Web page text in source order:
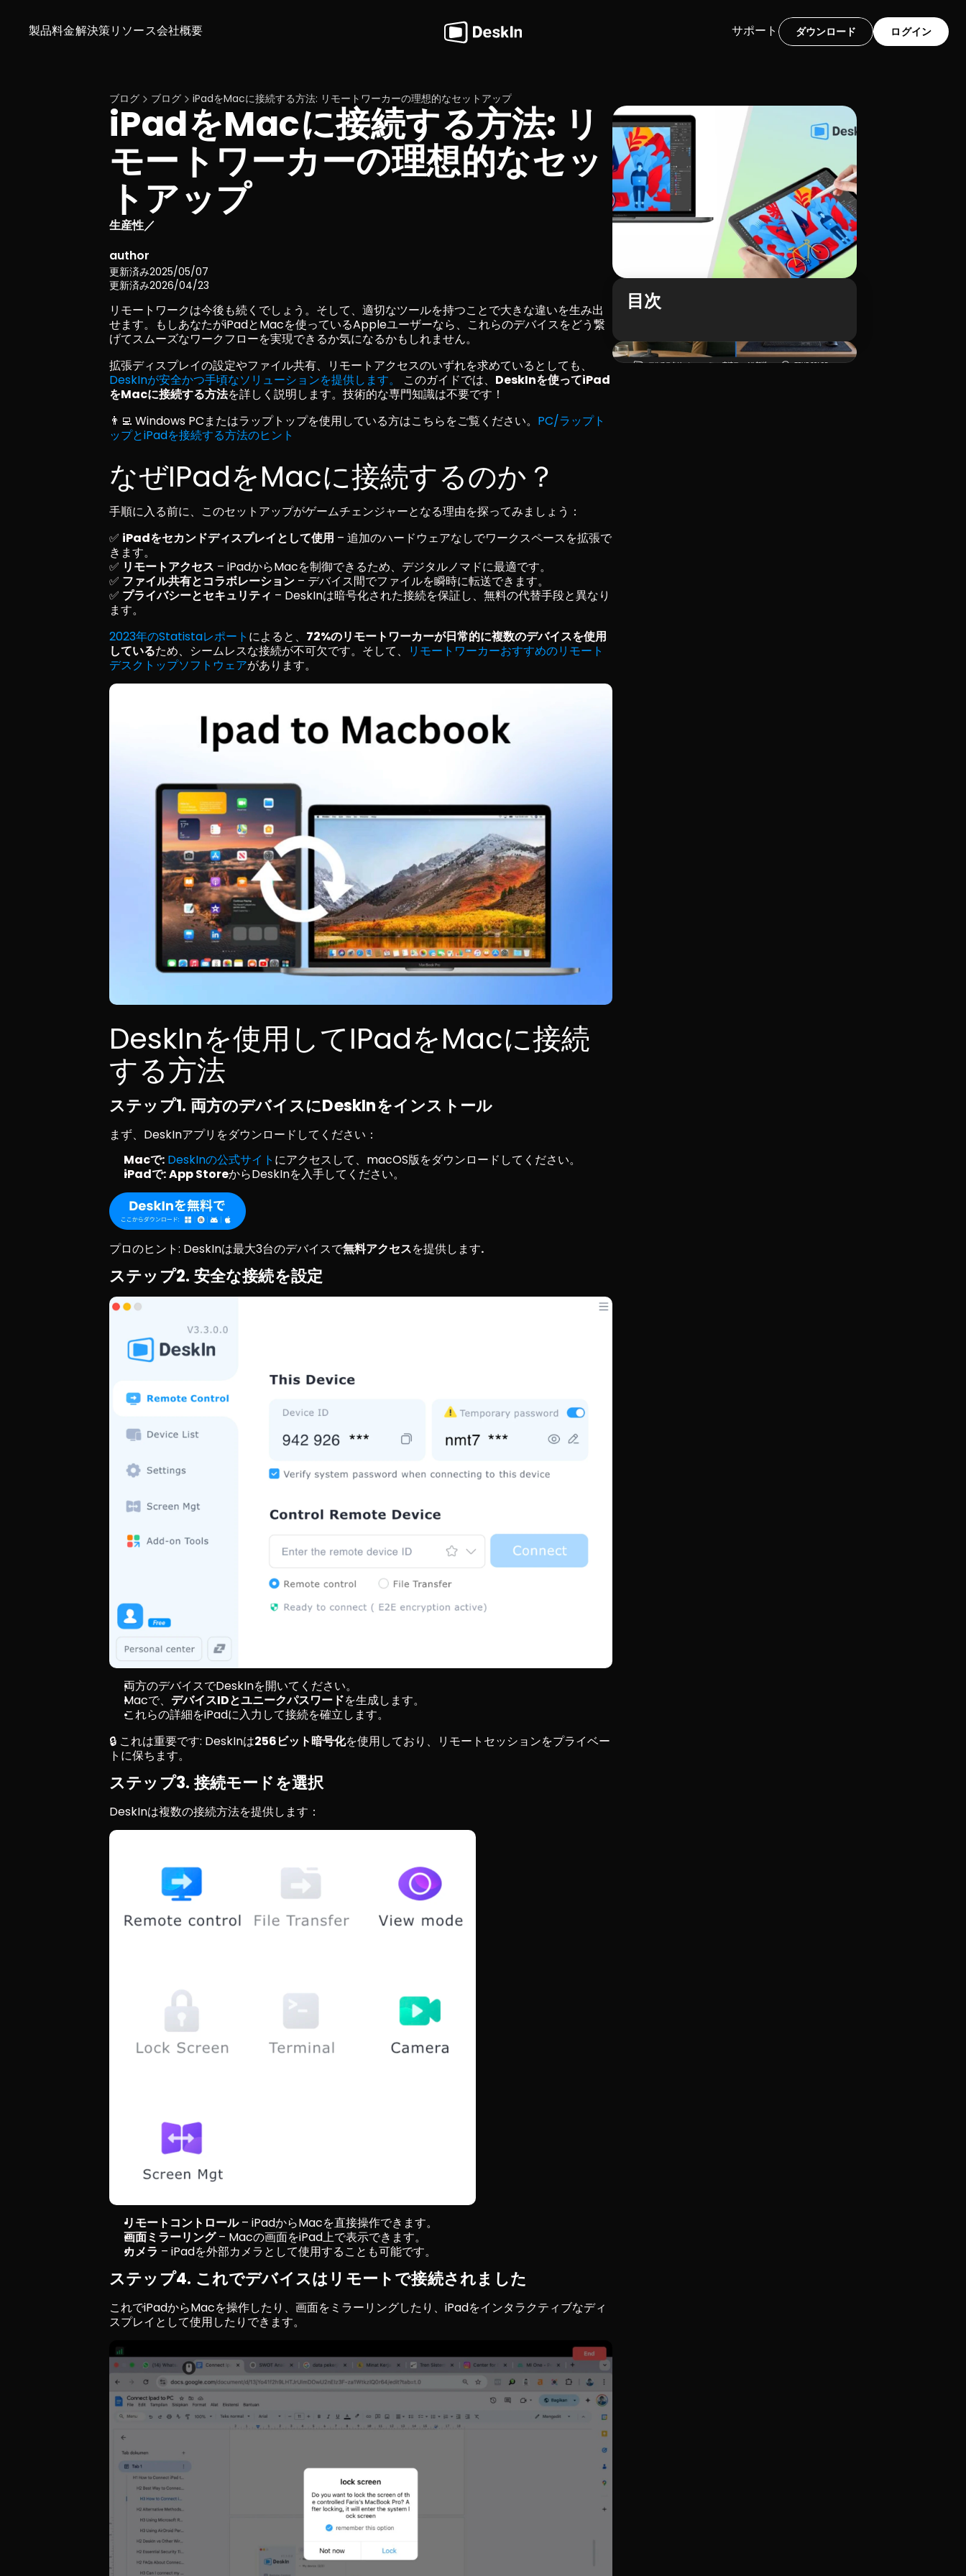
製品料金 リソース
解決策 会社概要 ダウンロード ログイン
サポート
ブログ ブログ iPadをMacに接続する方法: リモートワーカーの理想的なセットアップ
iPadをMacに接続する方法: リ
モートワーカーの理想的なセッ
トアップ
生産性／
author
更新済み2025/05/07
更新済み2026/04/23
リモートワークは今後も続くでしょう。そして、適切なツールを持つことで大きな違いを生み出
せます。もしあなたがiPadとMacを使っているAppleユーザーなら、これらのデバイスをどう繋
げてスムーズなワークフローを実現できるか気になるかもしれません。
拡張ディスプレイの設定やファイル共有、リモートアクセスのいずれを求めているとしても、
DeskInが安全かつ手頃なソリューションを提供します。
このガイドでは、 DeskInを使ってiPad
をMacに接続する方法を詳しく説明します。技術的な専門知識は不要です！
👨‍💻 Windows PCまたはラップトップを使用している方はこちらをご覧ください。 PC/ラップト
ップとiPadを接続する方法のヒント
なぜiPadをMacに接続するのか？
手順に入る前に、このセットアップがゲームチェンジャーとなる理由を探ってみましょう：
✅ iPadをセカンドディスプレイとして使用 – 追加のハードウェアなしでワークスペースを拡張で
きます。
✅ リモートアクセス – iPadからMacを制御できるため、デジタルノマドに最適です。
✅ ファイル共有とコラボレーション – デバイス間でファイルを瞬時に転送できます。
✅ プライバシーとセキュリティ – DeskInは暗号化された接続を保証し、無料の代替手段と異なり
ます。
2023年のStatistaレポート によると、 72%のリモートワーカーが日常的に複数のデバイスを使用
しているため、シームレスな接続が不可欠です。そして、
リモートワーカーおすすめのリモート
デスクトップソフトウェアがあります。
DeskInを使用してiPadをMacに接続
する方法
ステップ1. 両方のデバイスにDeskInをインストール
まず、DeskInアプリをダウンロードしてください：
Macで: DeskInの公式サイト にアクセスして、macOS版をダウンロードしてください。
iPadで:App StoreからDeskInを入手してください。
プロのヒント: DeskInは最大3台のデバイスで無料アクセスを提供します.
ステップ2. 安全な接続を設定
両方のデバイスでDeskInを開いてください。
Macで、 デバイスIDとユニークパスワードを生成します。
これらの詳細をiPadに入力して接続を確立します。
🔒 これは重要です: DeskInは256ビット暗号化を使用しており、リモートセッションをプライベー
トに保ちます。
ステップ3. 接続モードを選択
DeskInは複数の接続方法を提供します：
リモートコントロール – iPadからMacを直接操作できます。
画面ミラーリング – Macの画面をiPad上で表示できます。
カメラ – iPadを外部カメラとして使用することも可能です。
ステップ4. これでデバイスはリモートで接続されました
これでiPadからMacを操作したり、画面をミラーリングしたり、iPadをインタラクティブなディ
スプレイとして使用したりできます。
目次